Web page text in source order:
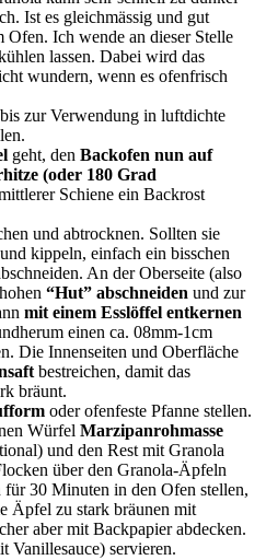
Ist es gleichmässig und gut
Ofen. Ich wende an dieser Stelle
lassen. Dabei wird das
wundern, wenn es ofenfrisch
zur Verwendung in luftdichte
geht, den Backofen nun auf
(oder 180 Grad
Schiene ein Backrost
und abtrocknen. Sollten sie
kippeln, einfach ein bisschen
An der Oberseite (also
“Hut” abschneiden und zur
mit einem Esslöffel entkernen
einen ca. 08mm-1cm
Die Innenseiten und Oberfläche
bestreichen, damit das
bräunt.
oder ofenfeste Pfanne stellen.
Würfel Marzipanrohmasse
und den Rest mit Granola
über den Granola-Äpfeln
30 Minuten in den Ofen stellen,
Äpfel zu stark bräunen mit
aber mit Backpapier abdecken.
Vanillesauce) servieren.